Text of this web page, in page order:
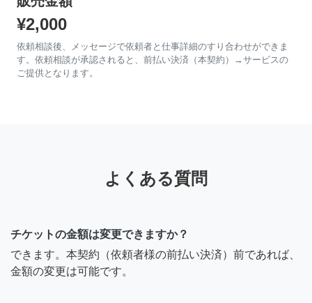
¥2,000
依頼相談後、メッセージで依頼者と仕事詳細のすり合わせができま
す。依頼相談が承認されると、前払い決済（本契約）→サービスの
ご提供となります。
よくある質問
チケットの金額は変更できますか？
できます。本契約（依頼者様の前払い決済）前であれば、
金額の変更は可能です。